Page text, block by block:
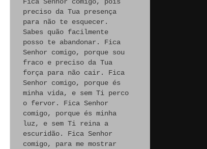
preciso da Tua presença
para não te esquecer.
Sabes quão facilmente
posso te abandonar. Fica
Senhor comigo, porque sou
fraco e preciso da Tua
força para não cair. Fica
Senhor comigo, porque és
minha vida, e sem Ti perco
o fervor. Fica Senhor
comigo, porque és minha
luz, e sem Ti reina a
escuridão. Fica Senhor
comigo, para me mostrar